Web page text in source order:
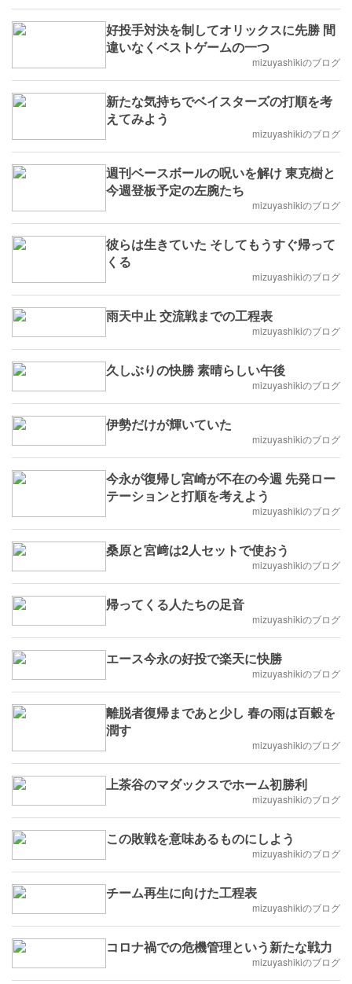
好投手対決を制してオリックスに先勝 間
違いなくベストゲームの一つ
mizuyashikiのブログ
新たな気持ちでベイスターズの打順を考
えてみよう
mizuyashikiのブログ
週刊ベースボールの呪いを解け 東克樹と
今週登板予定の左腕たち
mizuyashikiのブログ
彼らは生きていた そしてもうすぐ帰って
くる
mizuyashikiのブログ
雨天中止 交流戦までの工程表
mizuyashikiのブログ
久しぶりの快勝 素晴らしい午後
mizuyashikiのブログ
伊勢だけが輝いていた
mizuyashikiのブログ
今永が復帰し宮崎が不在の今週 先発ロー
テーションと打順を考えよう
mizuyashikiのブログ
桑原と宮﨑は2人セットで使おう
mizuyashikiのブログ
帰ってくる人たちの足音
mizuyashikiのブログ
エース今永の好投で楽天に快勝
mizuyashikiのブログ
離脱者復帰まであと少し 春の雨は百穀を
潤す
mizuyashikiのブログ
上茶谷のマダックスでホーム初勝利
mizuyashikiのブログ
この敗戦を意味あるものにしよう
mizuyashikiのブログ
チーム再生に向けた工程表
mizuyashikiのブログ
コロナ禍での危機管理という新たな戦力
mizuyashikiのブログ